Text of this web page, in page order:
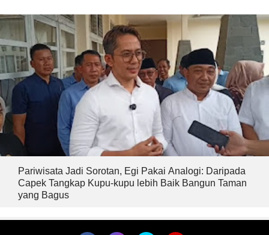
Pariwisata Jadi Sorotan, Egi Pakai Analogi: Daripada
Capek Tangkap Kupu-kupu lebih Baik Bangun Taman
yang Bagus